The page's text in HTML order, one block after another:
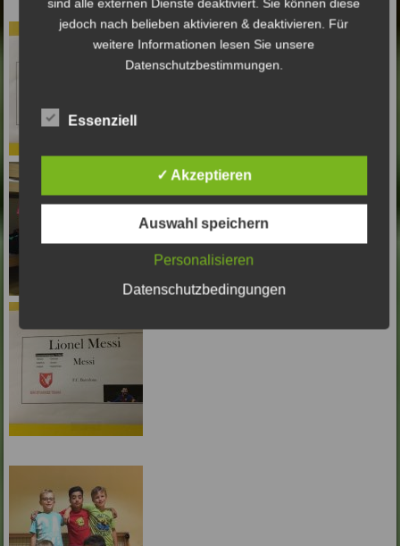
jedoch nach belieben aktivieren & deaktivieren. Für
weitere Informationen lesen Sie unsere
Datenschutzbestimmungen.
Essenziell
✓ Akzeptieren
Auswahl speichern
Personalisieren
Datenschutzbedingungen